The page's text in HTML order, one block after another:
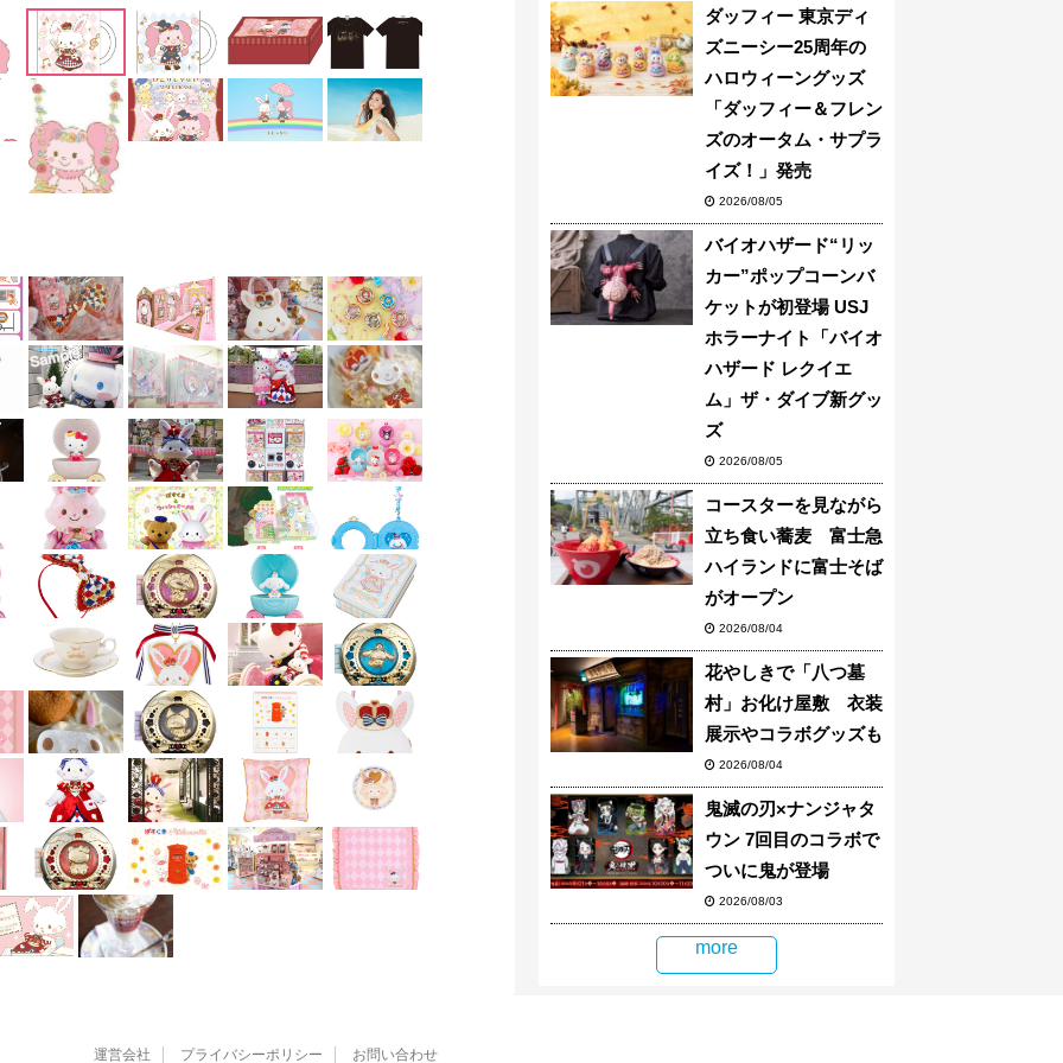
ダッフィー 東京ディ
ズニーシー25周年の
ハロウィーングッズ
「ダッフィー＆フレン
ズのオータム・サプラ
イズ！」発売
2026/08/05
バイオハザード“リッ
カー”ポップコーンバ
ケットが初登場 USJ
ホラーナイト「バイオ
ハザード レクイエ
ム」ザ・ダイブ新グッ
ズ
2026/08/05
コースターを見ながら
立ち食い蕎麦 富士急
ハイランドに富士そば
がオープン
2026/08/04
花やしきで「八つ墓
村」お化け屋敷 衣装
展示やコラボグッズも
2026/08/04
鬼滅の刃×ナンジャタ
ウン 7回目のコラボで
ついに鬼が登場
2026/08/03
more
運営会社 プライバシーポリシー お問い合わせ